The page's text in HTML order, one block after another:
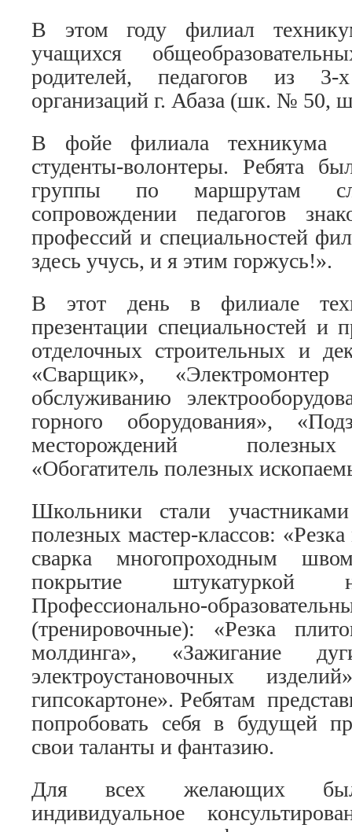
В этом году филиал
учащихся
родителей, педагогов из 3-х
организаций г. Абаза (шк. №
В фойе филиала техникума
студенты-волонтеры. Ребята
группы по маршрутам
сопровождении педагогов
профессий и специальностей
здесь учусь, и я этим горжусь!».
В этот день в филиале
презентации специальностей и
отделочных строительных и
«Сварщик»,
обслуживанию
горного оборудования»,
месторождений
«Обогатитель полезных
Школьники стали
полезных мастер-классов:
сварка многопроходным
покрытие штукатуркой
Профессионально-
(тренировочные): «Резка
молдинга», «Зажигание
электроустановочных
гипсокартоне». Ребятам
попробовать себя в будущей
свои таланты и фантазию.
Для всех желающих
индивидуальное